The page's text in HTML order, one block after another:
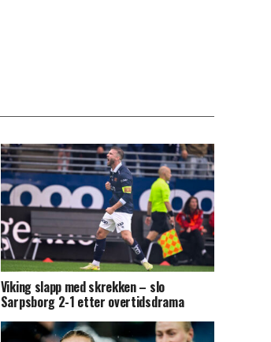
Viking slapp med skrekken – slo
Sarpsborg 2-1 etter overtidsdrama